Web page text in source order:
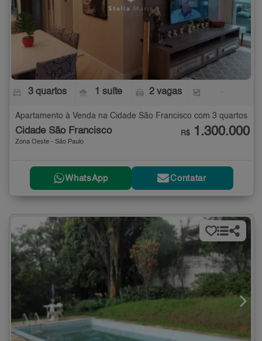
3 quartos 1 suíte 2 vagas
Apartamento à Venda na Cidade São Francisco com 3 quartos
Cidade São Francisco
Zona Oeste - São Paulo
R$ 1.300.000
WhatsApp Contatar